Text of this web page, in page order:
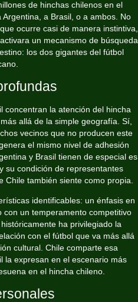
de hinchas chilenos en el
a Brasil, o a ambos. No
ocurre casi de manera instintiva,
un mecanismo de búsqueda
los dos gigantes del fútbol
concentran la atención del hincha
allá de la simple geografía. Sí,
vecinos que no producen este
el mismo nivel de adhesión
y Brasil tienen de especial es
su condición de representantes
también siente como propia.
identificables: un énfasis en
con un temperamento competitivo
ha privilegiado la
con el fútbol que va más allá
cultural. Chile comparte esa
la expresan en el escenario más
en el hincha chileno.